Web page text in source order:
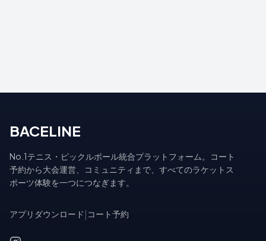
BACELINE
No.1テニス・ピックルボール統合プラットフォーム。コート
予約から大会運営、コミュニティまで、すべてのラケットス
ポーツ体験を一つにつなぎます。
アプリダウンロード コート予約